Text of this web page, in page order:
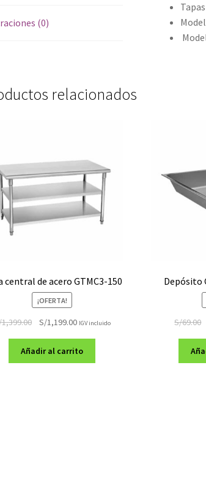
(0)
relacionados
central de acero GTMC3-150
¡OFERTA!
1,399.00
original
era:
S/1,199.00El
actual
es:
IGV incluido
Añadir al carrito
Depósito
S/69.00